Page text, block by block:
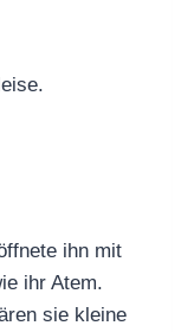
ihn mit
ihr Atem.
sie kleine